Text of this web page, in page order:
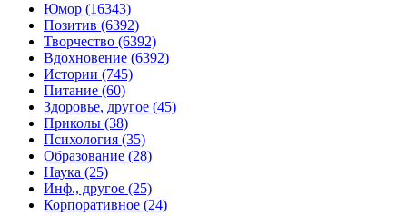
Юмор (16343)
Позитив (6392)
Творчество (6392)
Вдохновение (6392)
Истории (745)
Питание (60)
Здоровье, другое (45)
Приколы (38)
Психология (35)
Образование (28)
Наука (25)
Инф., другое (25)
Корпоративное (24)